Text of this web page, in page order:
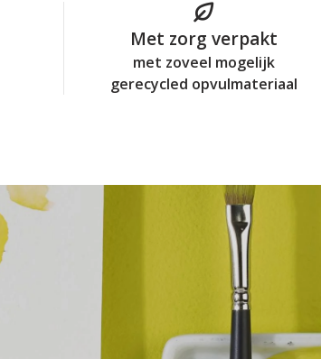
Met zorg verpakt
met zoveel mogelijk
gerecycled opvulmateriaal